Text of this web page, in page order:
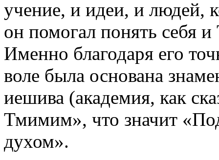
учение, и идеи, и людей,
он помогал понять себя
Именно благодаря его
воле была основана
иешива (академия, как
Тмимим», что значит
духом».